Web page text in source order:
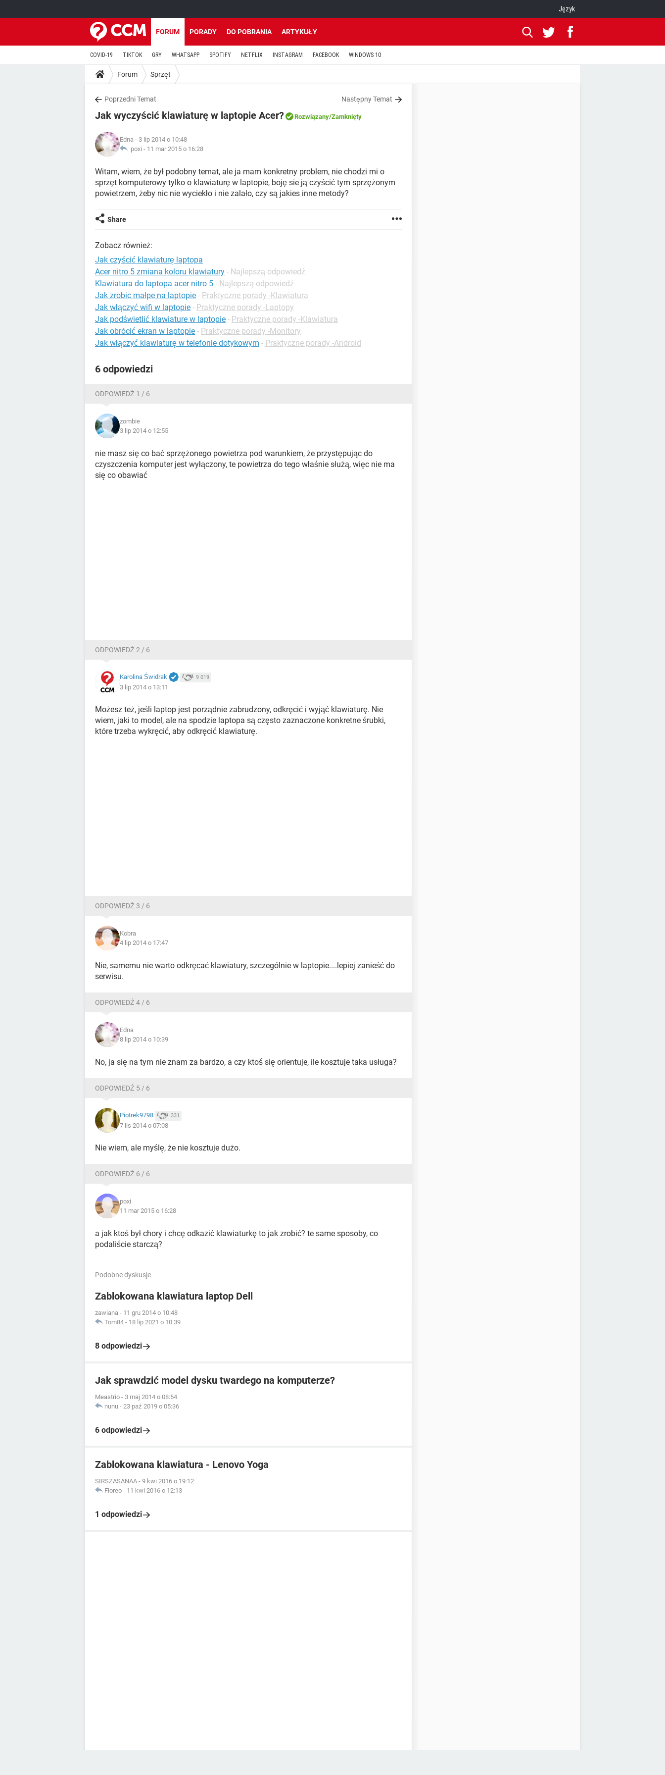
Język
FORUM PORADY DO POBRANIA ARTYKUŁY
COVID-19 TIKTOK GRY WHATSAPP SPOTIFY NETFLIX INSTAGRAM FACEBOOK WINDOWS 10
Forum Sprzęt
Poprzedni Temat Następny Temat
Jak wyczyścić klawiaturę w laptopie Acer? Rozwiązany/Zamknięty
Edna - 3 lip 2014 o 10:48
poxi - 11 mar 2015 o 16:28
Witam, wiem, że był podobny temat, ale ja mam konkretny problem, nie chodzi mi o
sprzęt komputerowy tylko o klawiaturę w laptopie, boję sie ją czyścić tym sprzężonym
powietrzem, żeby nic nie wyciekło i nie zalało, czy są jakies inne metody?
Share
Zobacz również:
Jak czyścić klawiaturę laptopa
Acer nitro 5 zmiana koloru klawiatury - Najlepszą odpowiedź
Klawiatura do laptopa acer nitro 5 - Najlepszą odpowiedź
Jak zrobic małpe na laptopie - Praktyczne porady -Klawiatura
Jak włączyć wifi w laptopie - Praktyczne porady -Laptopy
Jak podświetlić klawiature w laptopie - Praktyczne porady -Klawiatura
Jak obrócić ekran w laptopie - Praktyczne porady -Monitory
Jak włączyć klawiaturę w telefonie dotykowym - Praktyczne porady -Android
6 odpowiedzi
ODPOWIEDŹ 1 / 6
zombie
3 lip 2014 o 12:55
nie masz się co bać sprzężonego powietrza pod warunkiem, że przystępując do
czyszczenia komputer jest wyłączony, te powietrza do tego właśnie służą, więc nie ma
się co obawiać
ODPOWIEDŹ 2 / 6
Karolina Świdrak 9 019
3 lip 2014 o 13:11
Możesz też, jeśli laptop jest porządnie zabrudzony, odkręcić i wyjąć klawiaturę. Nie
wiem, jaki to model, ale na spodzie laptopa są często zaznaczone konkretne śrubki,
które trzeba wykręcić, aby odkręcić klawiaturę.
ODPOWIEDŹ 3 / 6
Kobra
4 lip 2014 o 17:47
Nie, samemu nie warto odkręcać klawiatury, szczególnie w laptopie....lepiej zanieść do
serwisu.
ODPOWIEDŹ 4 / 6
Edna
8 lip 2014 o 10:39
No, ja się na tym nie znam za bardzo, a czy ktoś się orientuje, ile kosztuje taka usługa?
ODPOWIEDŹ 5 / 6
Piotrek9798 331
7 lis 2014 o 07:08
Nie wiem, ale myślę, że nie kosztuje dużo.
ODPOWIEDŹ 6 / 6
poxi
11 mar 2015 o 16:28
a jak ktoś był chory i chcę odkazić klawiaturkę to jak zrobić? te same sposoby, co
podaliście starczą?
Podobne dyskusje
Zablokowana klawiatura laptop Dell
zawiana - 11 gru 2014 o 10:48
Tom84 - 18 lip 2021 o 10:39
8 odpowiedzi
Jak sprawdzić model dysku twardego na komputerze?
Meastrio - 3 maj 2014 o 08:54
nunu - 23 paź 2019 o 05:36
6 odpowiedzi
Zablokowana klawiatura - Lenovo Yoga
SIRSZASANAA - 9 kwi 2016 o 19:12
Floreo - 11 kwi 2016 o 12:13
1 odpowiedzi